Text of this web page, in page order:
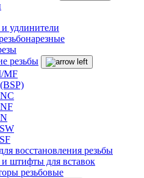
удлинители
резьбы
MF
восстановления резьбы
штифты для вставок
резьбовые